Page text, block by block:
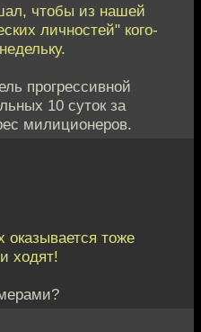
чтобы из нашей
личностей" кого-
прогрессивной
10 суток за
милиционеров.
тоже
ходят!